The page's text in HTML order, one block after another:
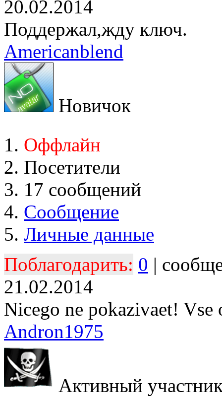
20.02.2014
Поддержал,жду ключ.
Americanblend
Новичок
Оффлайн
Посетители
17 сообщений
Сообщение
Личные данные
Поблагодарить: 0 |
21.02.2014
Nicego ne pokazivaet!
Andron1975
Активный